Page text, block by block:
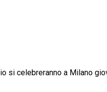
si celebreranno a Milano